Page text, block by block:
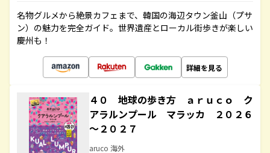
名物グルメから絶景カフェまで、韓国の海辺タウン釜山（プサ
ン）の魅力を完全ガイド。世界遺産とローカル街歩きが楽しい
慶州も！
詳細を見る
４０ 地球の歩き方 ａｒｕｃｏ ク
アラルンプール マラッカ ２０２６
～２０２７
aruco 海外